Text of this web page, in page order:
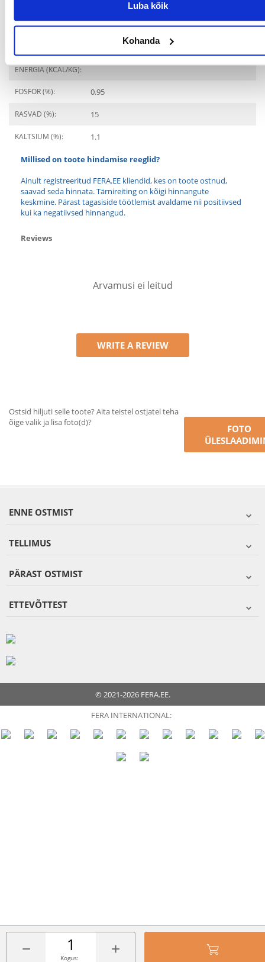
Luba kõik
Kohanda
− +
Kogus:
METABOOLNE
ENERGIA (KCAL/KG):
3707
FOSFOR (%): 0.95
RASVAD (%): 15
KALTSIUM (%): 1.1
Millised on toote hindamise reeglid?
Ainult registreeritud FERA.EE kliendid, kes on toote ostnud,
saavad seda hinnata. Tärnireiting on kõigi hinnangute
keskmine. Pärast tagasiside töötlemist avaldame nii positiivsed
kui ka negatiivsed hinnangud.
Reviews
Arvamusi ei leitud
WRITE A REVIEW
Ostsid hiljuti selle toote? Aita teistel ostjatel teha
õige valik ja lisa foto(d)?
FOTO
ENNE OSTMIST
TELLIMUS
PÄRAST OSTMIST
ETTEVÕTTEST
© 2021-2026 FERA.EE.
FERA INTERNATIONAL: